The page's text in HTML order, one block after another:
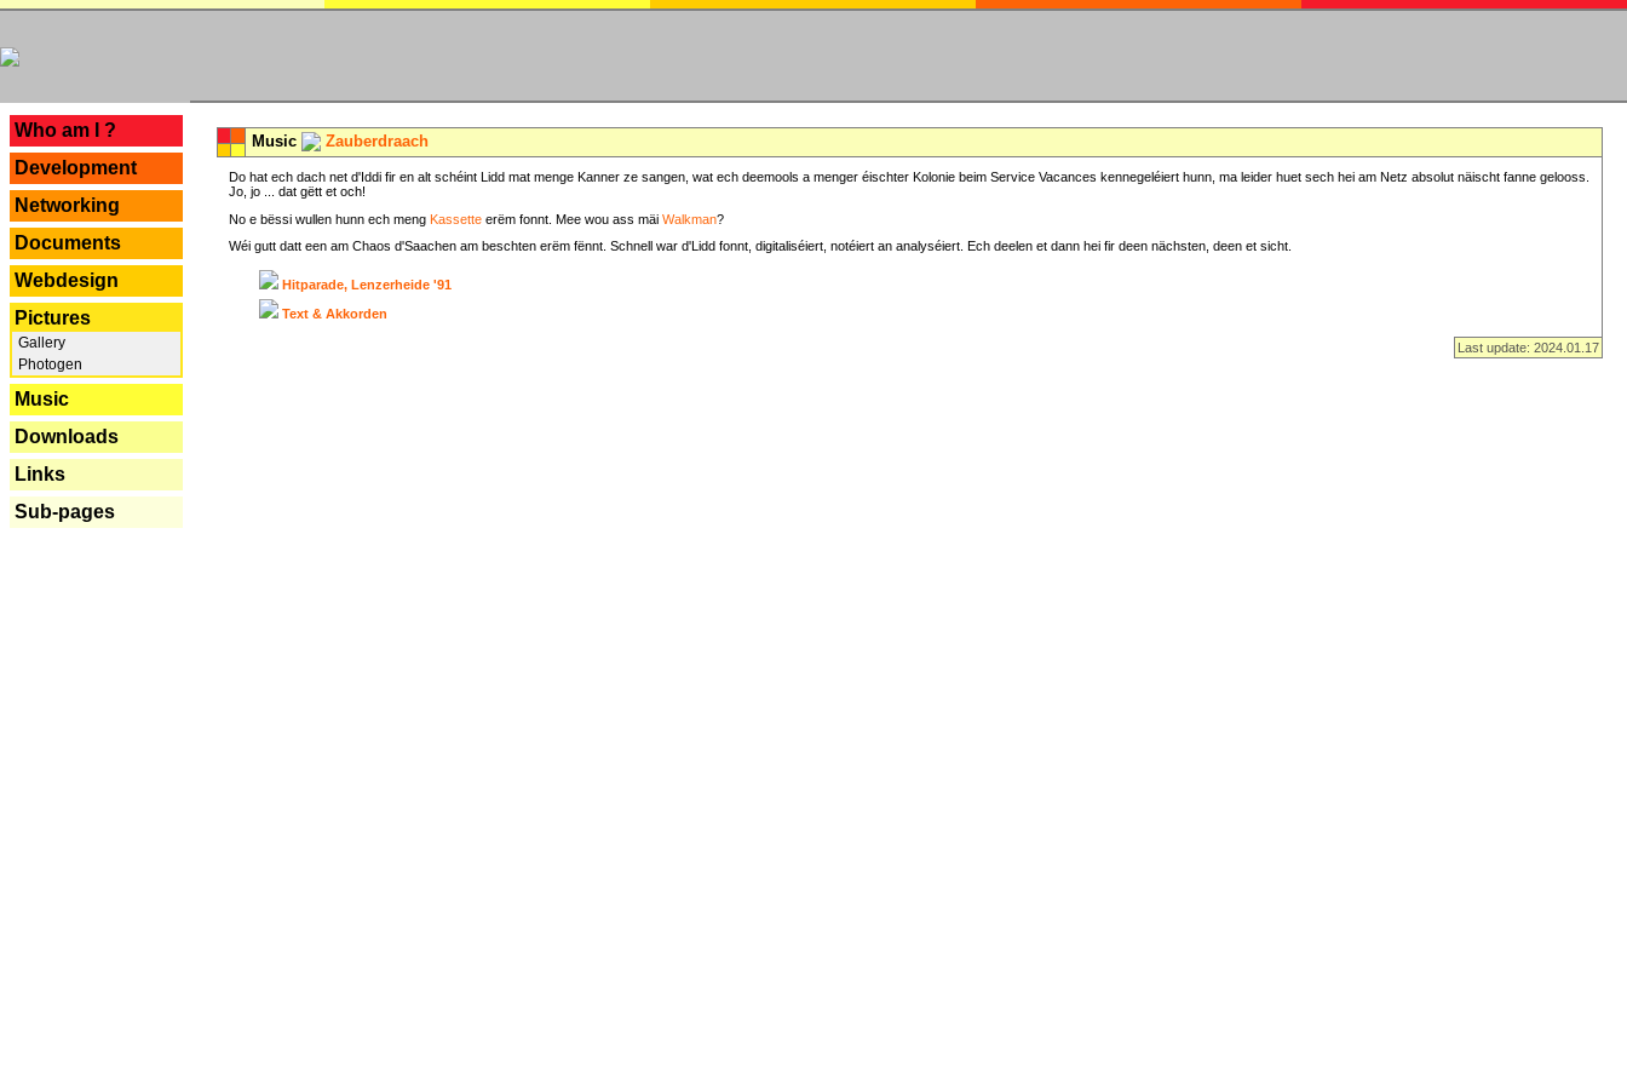
Who am I ?
Development
Networking
Documents
Webdesign
Pictures
Gallery
Photogen
Music
Downloads
Links
Sub-pages
Music Zauberdraach
Do hat ech dach net d'Iddi fir en alt schéint Lidd mat menge Kanner ze sangen, wat ech deemools a menger éischter Kolonie beim Service Vacances kennegeléiert hunn, ma leider huet sech hei am Netz absolut näischt fanne gelooss.
Jo, jo ... dat gëtt et och!
No e bëssi wullen hunn ech meng Kassette erëm fonnt. Mee wou ass mäi Walkman?
Wéi gutt datt een am Chaos d'Saachen am beschten erëm fënnt. Schnell war d'Lidd fonnt, digitaliséiert, notéiert an analyséiert. Ech deelen et dann hei fir deen nächsten, deen et sicht.
Hitparade, Lenzerheide '91
Text & Akkorden
Last update: 2024.01.17